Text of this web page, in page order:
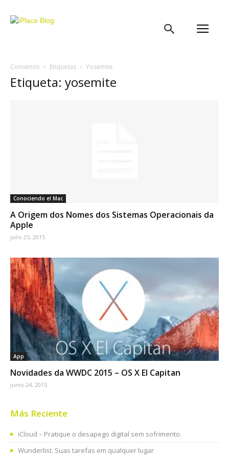
Comienzo Etiquetas Yosemite
Etiqueta: yosemite
Conociendo el Mac
A Origem dos Nomes dos Sistemas Operacionais da
Apple
julio 25, 2015
App
Novidades da WWDC 2015 – OS X El Capitan
junio 24, 2015
Más Reciente
iCloud – Pratique o desapego digital sem sofrimento.
Wunderlist. Suas tarefas em qualquer lugar